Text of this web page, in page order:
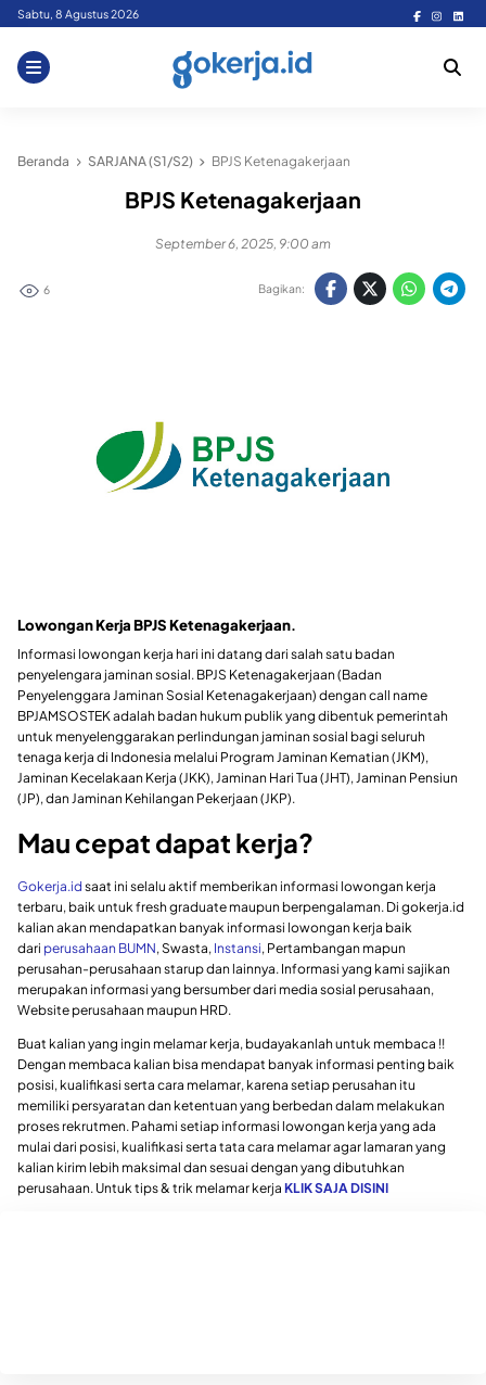
Skip
content
Sabtu, 8 Agustus 2026
Beranda SARJANA (S1/S2) BPJS Ketenagakerjaan
BPJS Ketenagakerjaan
September 6, 2025, 9:00 am
6 Bagikan:
Lowongan Kerja BPJS Ketenagakerjaan.
Informasi lowongan kerja hari ini datang dari salah satu badan
penyelengara jaminan sosial. BPJS Ketenagakerjaan (Badan
Penyelenggara Jaminan Sosial Ketenagakerjaan) dengan call name
BPJAMSOSTEK adalah badan hukum publik yang dibentuk pemerintah
untuk menyelenggarakan perlindungan jaminan sosial bagi seluruh
tenaga kerja di Indonesia melalui Program Jaminan Kematian (JKM),
Jaminan Kecelakaan Kerja (JKK), Jaminan Hari Tua (JHT), Jaminan Pensiun
(JP), dan Jaminan Kehilangan Pekerjaan (JKP).
Mau cepat dapat kerja?
Gokerja.id saat ini selalu aktif memberikan informasi lowongan kerja
terbaru, baik untuk fresh graduate maupun berpengalaman. Di gokerja.id
kalian akan mendapatkan banyak informasi lowongan kerja baik
dari perusahaan BUMN, Swasta, Instansi, Pertambangan mapun
perusahan-perusahaan starup dan lainnya. Informasi yang kami sajikan
merupakan informasi yang bersumber dari media sosial perusahaan,
Website perusahaan maupun HRD.
Buat kalian yang ingin melamar kerja, budayakanlah untuk membaca !!
Dengan membaca kalian bisa mendapat banyak informasi penting baik
posisi, kualifikasi serta cara melamar, karena setiap perusahan itu
memiliki persyaratan dan ketentuan yang berbedan dalam melakukan
proses rekrutmen. Pahami setiap informasi lowongan kerja yang ada
mulai dari posisi, kualifikasi serta tata cara melamar agar lamaran yang
kalian kirim lebih maksimal dan sesuai dengan yang dibutuhkan
perusahaan. Untuk tips & trik melamar kerja KLIK SAJA DISINI